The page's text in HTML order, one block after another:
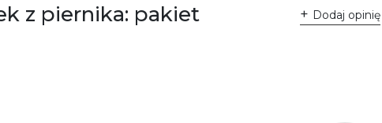
z piernika: pakiet
Dodaj opinię